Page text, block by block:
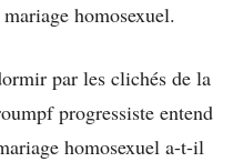
homosexuel.
par les clichés de la
progressiste entend
homosexuel a-t-il